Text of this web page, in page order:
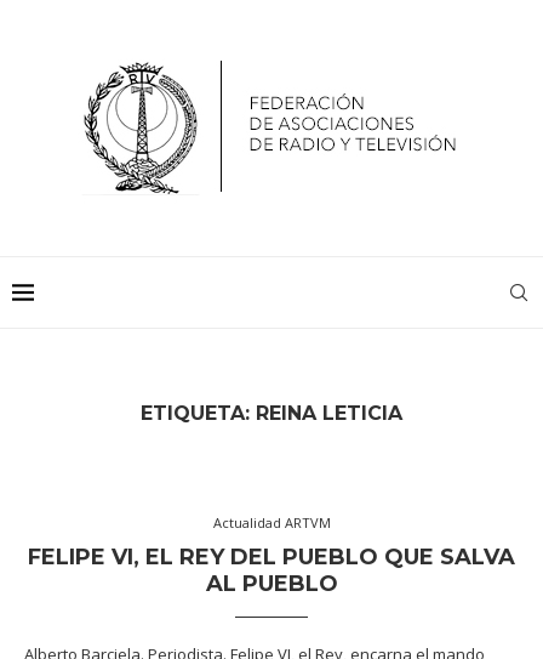
ETIQUETA: REINA LETICIA
Actualidad ARTVM
FELIPE VI, EL REY DEL PUEBLO QUE SALVA
AL PUEBLO
Alberto Barciela. Periodista. Felipe VI, el Rey, encarna el mando